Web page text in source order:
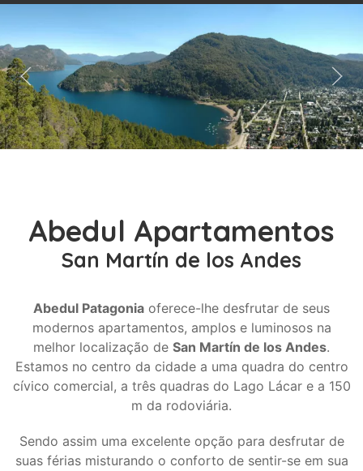
Abedul Apartamentos
San Martín de los Andes
Abedul Patagonia oferece-lhe desfrutar de seus
modernos apartamentos, amplos e luminosos na
melhor localização de San Martín de los Andes.
Estamos no centro da cidade a uma quadra do centro
cívico comercial, a três quadras do Lago Lácar e a 150
m da rodoviária.
Sendo assim uma excelente opção para desfrutar de
suas férias misturando o conforto de sentir-se em sua